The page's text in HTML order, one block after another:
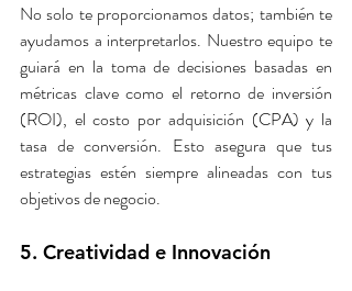
No solo te proporcionamos datos; también te
ayudamos a interpretarlos. Nuestro equipo te
guiará en la toma de decisiones basadas en
métricas clave como el retorno de inversión
(ROI), el costo por adquisición (CPA) y la
tasa de conversión. Esto asegura que tus
estrategias estén siempre alineadas con tus
objetivos de negocio.
5. Creatividad e Innovación